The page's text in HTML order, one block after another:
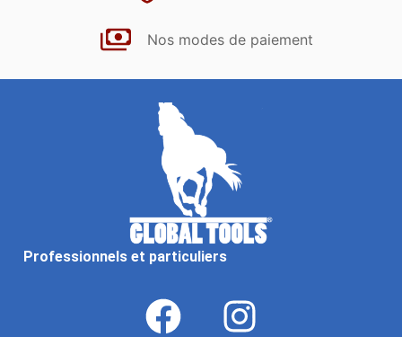
Nos modes de paiement
Professionnels et particuliers